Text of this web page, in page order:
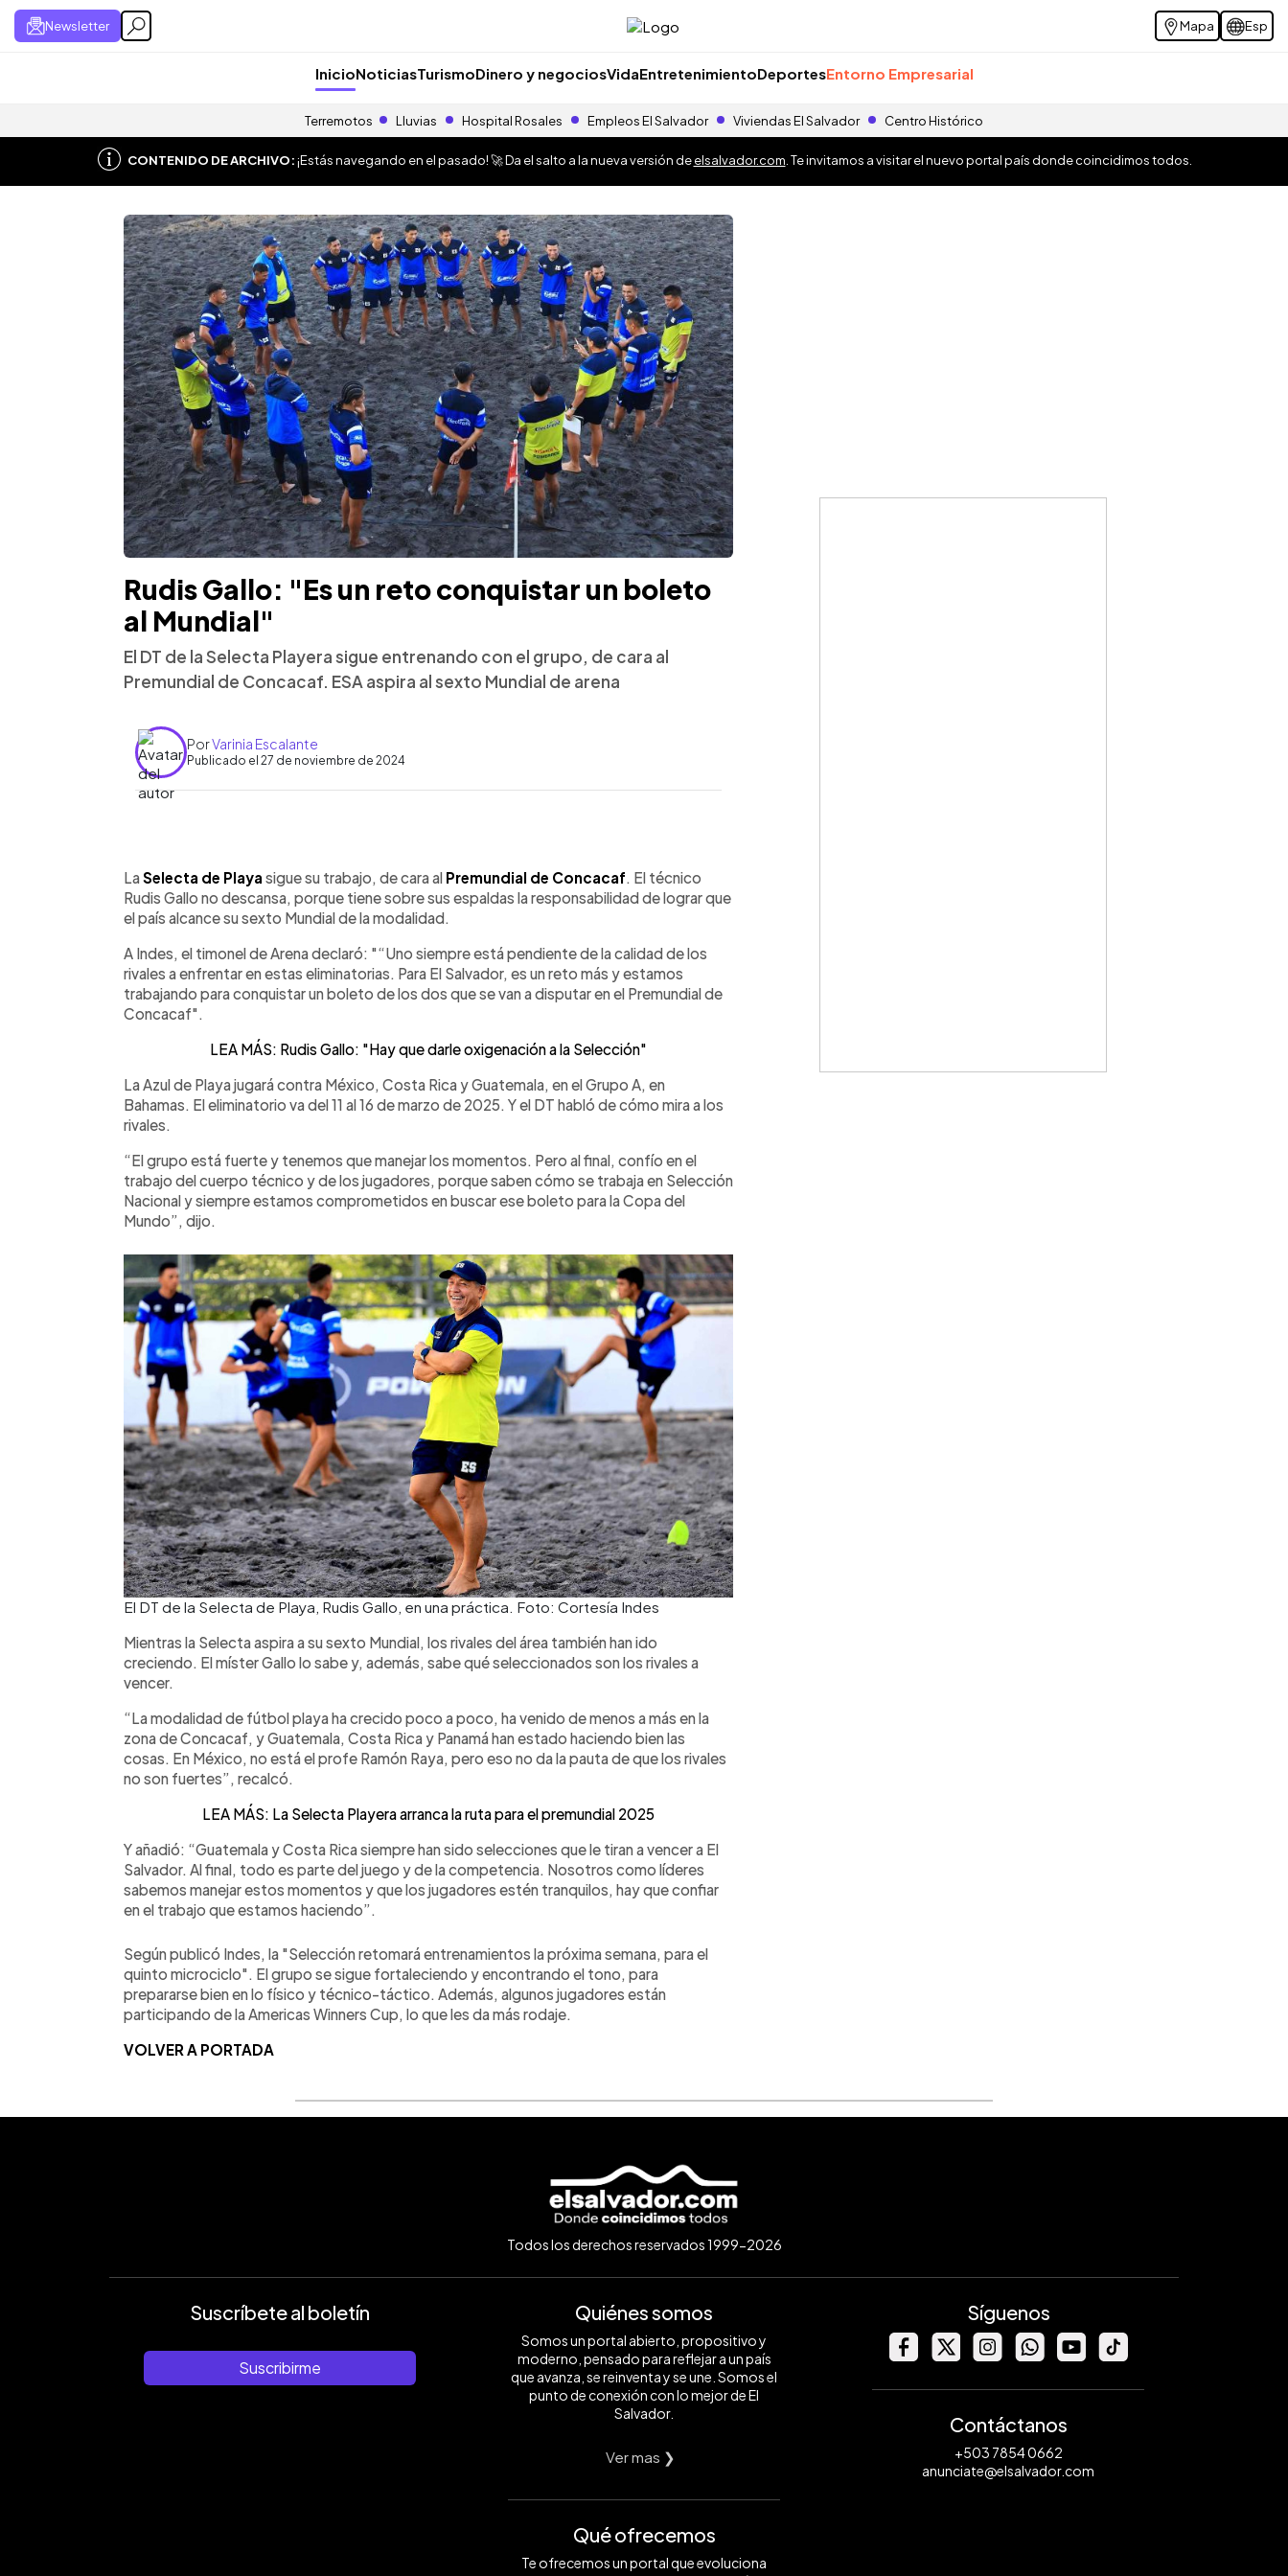
Newsletter Mapa Esp
InicioNoticiasTurismoDinero y negociosVidaEntretenimientoDeportesEntorno Empresarial
Terremotos Lluvias Hospital Rosales Empleos El Salvador Viviendas El Salvador Centro Histórico
CONTENIDO DE ARCHIVO:¡Estás navegando en el pasado! 🚀 Da el salto a la nueva versión deelsalvador.com . Te invitamos a visitar el nuevo portal país donde coincidimos todos.
Rudis Gallo: "Es un reto conquistar un boleto
al Mundial"
El DT de la Selecta Playera sigue entrenando con el grupo, de cara al
Premundial de Concacaf. ESA aspira al sexto Mundial de arena
PorVarinia Escalante
Publicado el 27 de noviembre de 2024
► Escuchar artículo
LaSelecta de Playa sigue su trabajo, de cara al Premundial de Concacaf . El técnico
Rudis Gallo no descansa, porque tiene sobre sus espaldas la responsabilidad de lograr que
el país alcance su sexto Mundial de la modalidad.
A Indes, el timonel de Arena declaró: "“Uno siempre está pendiente de la calidad de los
rivales a enfrentar en estas eliminatorias. Para El Salvador, es un reto más y estamos
trabajando para conquistar un boleto de los dos que se van a disputar en el Premundial de
Concacaf".
LEA MÁS: Rudis Gallo: "Hay que darle oxigenación a la Selección"
La Azul de Playa jugará contra México, Costa Rica y Guatemala, en el Grupo A, en
Bahamas. El eliminatorio va del 11 al 16 de marzo de 2025. Y el DT habló de cómo mira a los
rivales.
“El grupo está fuerte y tenemos que manejar los momentos. Pero al final, confío en el
trabajo del cuerpo técnico y de los jugadores, porque saben cómo se trabaja en Selección
Nacional y siempre estamos comprometidos en buscar ese boleto para la Copa del
Mundo”, dijo.
El DT de la Selecta de Playa, Rudis Gallo, en una práctica. Foto: Cortesía Indes
Mientras la Selecta aspira a su sexto Mundial, los rivales del área también han ido
creciendo. El míster Gallo lo sabe y, además, sabe qué seleccionados son los rivales a
vencer.
“La modalidad de fútbol playa ha crecido poco a poco, ha venido de menos a más en la
zona de Concacaf, y Guatemala, Costa Rica y Panamá han estado haciendo bien las
cosas. En México, no está el profe Ramón Raya, pero eso no da la pauta de que los rivales
no son fuertes”, recalcó.
LEA MÁS: La Selecta Playera arranca la ruta para el premundial 2025
Y añadió: “Guatemala y Costa Rica siempre han sido selecciones que le tiran a vencer a El
Salvador. Al final, todo es parte del juego y de la competencia. Nosotros como líderes
sabemos manejar estos momentos y que los jugadores estén tranquilos, hay que confiar
en el trabajo que estamos haciendo”.
Según publicó Indes, la "Selección retomará entrenamientos la próxima semana, para el
quinto microciclo". El grupo se sigue fortaleciendo y encontrando el tono, para
prepararse bien en lo físico y técnico-táctico. Además, algunos jugadores están
participando de la Americas Winners Cup, lo que les da más rodaje.
VOLVER A PORTADA
Todos los derechos reservados 1999-2026
Suscríbete al boletín
Suscribirme
Quiénes somos
Somos un portal abierto, propositivo y
moderno, pensado para reflejar a un país
que avanza, se reinventa y se une. Somos el
punto de conexión con lo mejor de El
Salvador.
Ver mas ❯
Qué ofrecemos
Te ofrecemos un portal que evoluciona
Síguenos
Contáctanos
+503 7854 0662
anunciate@elsalvador.com